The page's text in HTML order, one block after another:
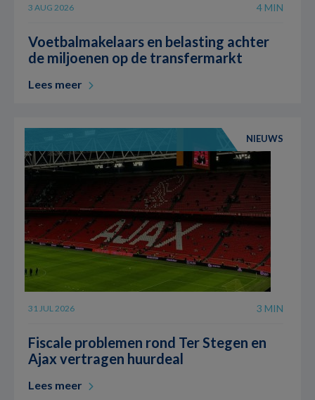
3 AUG 2026 4 MIN
Voetbalmakelaars en belasting achter
de miljoenen op de transfermarkt
Lees meer
NIEUWS
31 JUL 2026 3 MIN
Fiscale problemen rond Ter Stegen en
Ajax vertragen huurdeal
Lees meer